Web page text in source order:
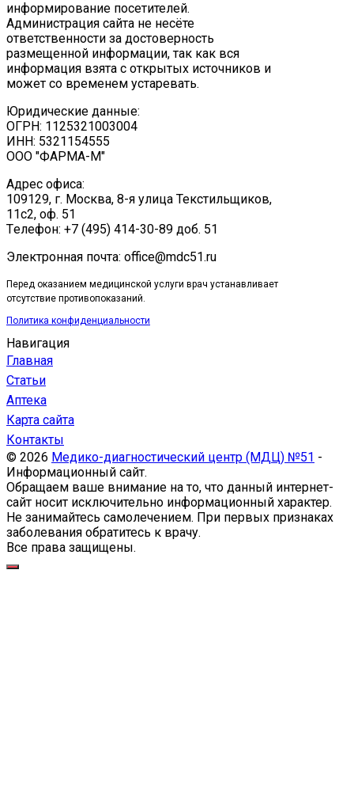
информирование посетителей.
Администрация сайта не несёте
ответственности за достоверность
размещенной информации, так как вся
информация взята с открытых источников и
может со временем устаревать.
Юридические данные:
ОГРН: 1125321003004
ИНН: 5321154555
ООО "ФАРМА-М"
Адрес офиса:
109129, г. Москва, ​8-я улица Текстильщиков,
11с2, оф. 51
Tелефон: +7 (495) 414-30-89 доб. 51
Электронная почта: office@mdc51.ru
Перед оказанием медицинской услуги врач устанавливает
отсутствие противопоказаний.
Политика конфиденциальности
Навигация
Главная
Статьи
Аптека
Карта сайта
Контакты
© 2026 Медико-диагностический центр (МДЦ) №51 -
Информационный сайт.
Обращаем ваше внимание на то, что данный интернет-
сайт носит исключительно информационный характер.
Не занимайтесь самолечением. При первых признаках
заболевания обратитесь к врачу.
Все права защищены.